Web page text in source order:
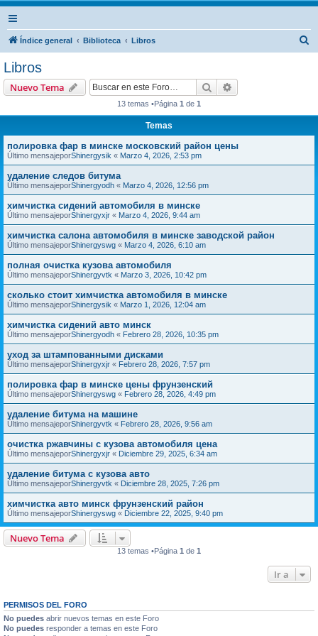
Índice general Biblioteca Libros
Libros
Nuevo Tema Buscar
13 temas •Página 1 de 1
Temas
полировка фар в минске московский район цены
Último mensajeporShinergysik « Marzo 4, 2026, 2:53 pm
удаление следов битума
Último mensajeporShinergyodh « Marzo 4, 2026, 12:56 pm
химчистка сидений автомобиля в минске
Último mensajeporShinergyxjr « Marzo 4, 2026, 9:44 am
химчистка салона автомобиля в минске заводской район
Último mensajeporShinergyswg « Marzo 4, 2026, 6:10 am
полная очистка кузова автомобиля
Último mensajeporShinergyvtk « Marzo 3, 2026, 10:42 pm
сколько стоит химчистка автомобиля в минске
Último mensajeporShinergysik « Marzo 1, 2026, 12:04 am
химчистка сидений авто минск
Último mensajeporShinergyodh « Febrero 28, 2026, 10:35 pm
уход за штампованными дисками
Último mensajeporShinergyxjr « Febrero 28, 2026, 7:57 pm
полировка фар в минске цены фрунзенский
Último mensajeporShinergyswg « Febrero 28, 2026, 4:49 pm
удаление битума на машине
Último mensajeporShinergyvtk « Febrero 28, 2026, 9:56 am
очистка ржавчины с кузова автомобиля цена
Último mensajeporShinergyxjr « Diciembre 29, 2025, 6:34 am
удаление битума с кузова авто
Último mensajeporShinergyvtk « Diciembre 28, 2025, 7:26 pm
химчистка авто минск фрунзенский район
Último mensajeporShinergyswg « Diciembre 22, 2025, 9:40 pm
Nuevo Tema
13 temas •Página 1 de 1
Ir a
PERMISOS DEL FORO
No puedes abrir nuevos temas en este Foro
No puedes responder a temas en este Foro